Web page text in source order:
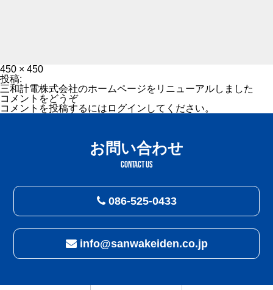
フ
ル
サ
イ
ズ
450 × 450
投
稿
ナ
ビ
投稿:
三和計電株式会社のホームページをリニューアルしました
コメントをどうぞ
コメントを投稿するには ログイン してください。
お問い合わせ
CONTACT US
086-525-0433
info@sanwakeiden.co.jp